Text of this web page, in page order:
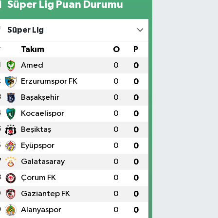
Süper Lig Puan Durumu
Süper Lig
Takım O P
Amed 0 0
Erzurumspor FK 0 0
Başakşehir 0 0
Kocaelispor 0 0
Beşiktaş 0 0
Eyüpspor 0 0
Galatasaray 0 0
Çorum FK 0 0
Gaziantep FK 0 0
Alanyaspor 0 0